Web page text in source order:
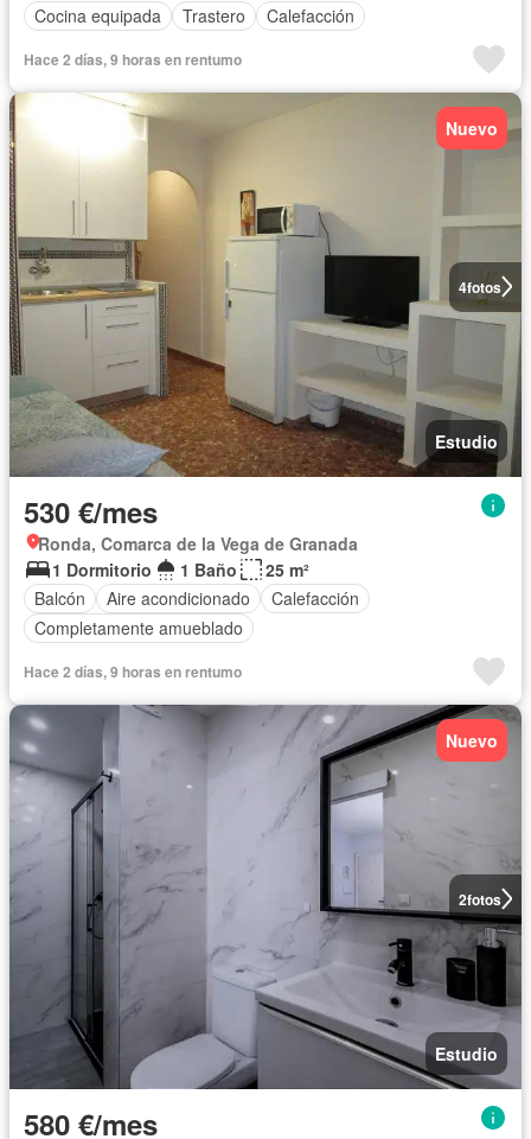
Cocina equipada
Trastero Calefacción
Hace 2 días, 9 horas en rentumo
4fotos
Nuevo
Estudio
530 €/mes
Ronda, Comarca de la Vega de Granada
1 Dormitorio
1 Baño
25 m²
Balcón
Aire acondicionado
Calefacción
Completamente amueblado
Hace 2 días, 9 horas en rentumo
2fotos
Nuevo
Estudio
580 €/mes